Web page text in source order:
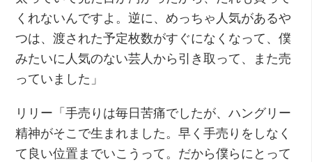
くれないんですよ。逆に、めっちゃ人気があるや
つは、渡された予定枚数がすぐになくなって、僕
みたいに人気のない芸人から引き取って、また売
っていました」
リリー「手売りは毎日苦痛でしたが、ハングリー
精神がそこで生まれました。早く手売りをしなく
て良い位置までいこうって。だから僕らにとって